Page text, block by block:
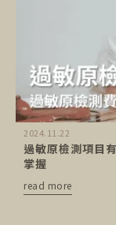
2024.11.22
過敏原檢測項目
掌握
read more